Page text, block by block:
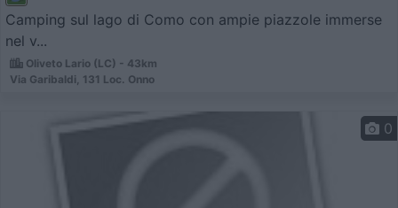
Camping sul lago di Como con ampie piazzole immerse
nel v...
Oliveto Lario (LC) - 43km
Via Garibaldi, 131 Loc. Onno
0